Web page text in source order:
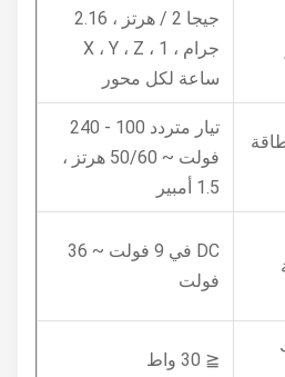
جيجا 2 / هرتز ، 2.16
جرام ، X ، Y ، Z ، 1
ساعة لكل محور
تيار متردد 100 - 240
فولت ~ 50/60 هرتز ،
DC في 9 فولت ~ 36
فولت